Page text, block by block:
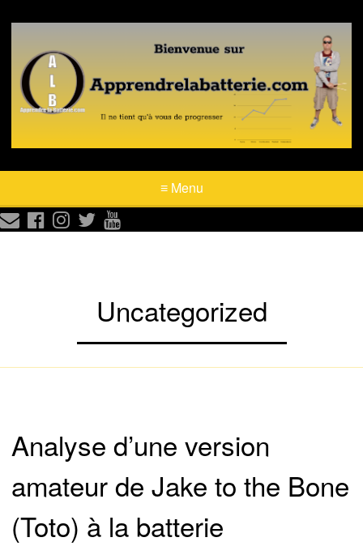
≡ Menu
    
Uncategorized
Analyse d’une version
amateur de Jake to the Bone
(Toto) à la batterie